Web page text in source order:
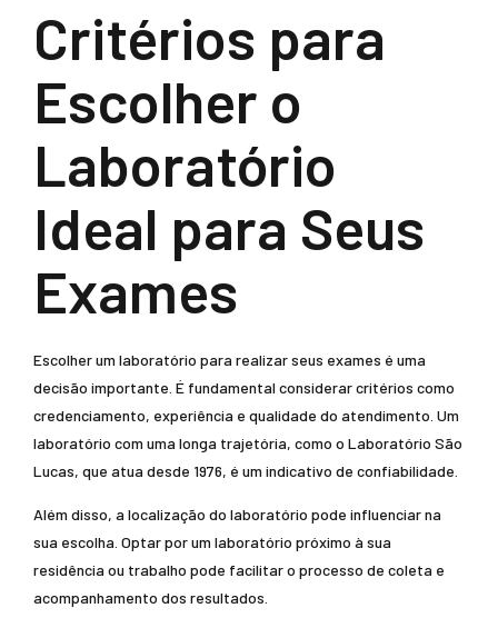
Critérios para
Escolher o
Laboratório
Ideal para Seus
Exames
Escolher um laboratório para realizar seus exames é uma
decisão importante. É fundamental considerar critérios como
credenciamento, experiência e qualidade do atendimento. Um
laboratório com uma longa trajetória, como o Laboratório São
Lucas, que atua desde 1976, é um indicativo de confiabilidade.
Além disso, a localização do laboratório pode influenciar na
sua escolha. Optar por um laboratório próximo à sua
residência ou trabalho pode facilitar o processo de coleta e
acompanhamento dos resultados.